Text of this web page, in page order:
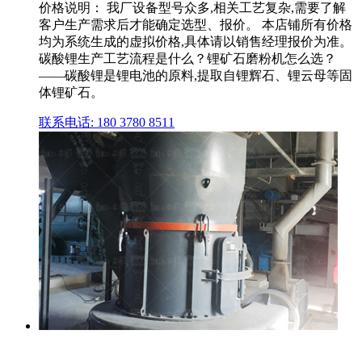
价格说明： 我厂设备型号众多,相关工艺复杂,需要了解
客户生产需求后才能确定选型、报价。 本店铺所有价格
均为系统生成的虚拟价格,具体请以销售经理报价为准。
碳酸锂生产工艺流程是什么？锂矿石磨粉机怎么选？
——碳酸锂是锂电池的原料,提取自锂辉石、锂云母等固
体锂矿石。
联系电话: 180 3780 8511